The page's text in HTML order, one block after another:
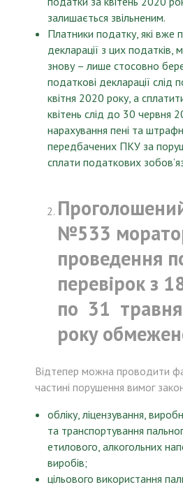
залишається звільненим.
Платники податку, які вже
декларації з цих податків,
знову – лише стосовно
податкові декларації слід
квітня 2020 року, а
квітень слід до 30 червня
нарахування пені та
передбачених ПКУ за
сплати податкових
№533
проведення
перевірок з
по 31
року
Відтепер можна проводити
частині порушення вимог
обліку, ліцензування,
та транспортування
етилового, алкогольних
виробів;
цільового використання